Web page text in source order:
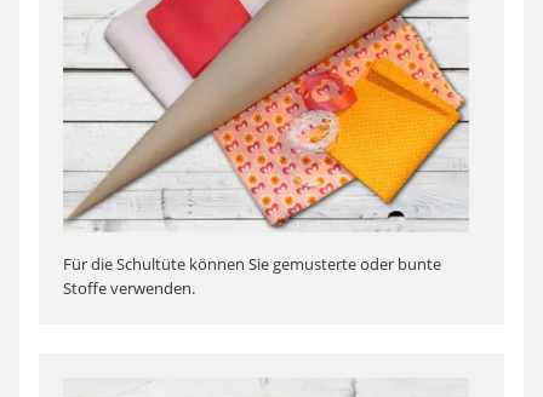
Für die Schultüte können Sie gemusterte oder bunte
Stoffe verwenden.